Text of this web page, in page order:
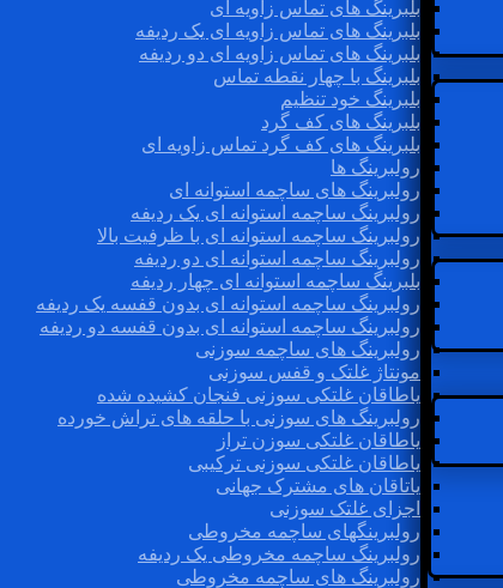
بلبرینگ های تماس زاویه ای
بلبرینگ های تماس زاویه ای یک ردیفه
بلبرینگ های تماس زاویه ای دو ردیفه
بلبرینگ با چهار نقطه تماس
بلبرینگ خود تنظیم
بلبرینگ های کف گرد
بلبرینگ های کف گرد تماس زاویه ای
رولبرینگ ها
رولبرینگ های ساچمه استوانه ای
رولبرینگ ساچمه استوانه ای یک ردیفه
رولبرینگ ساچمه استوانه ای با ظرفیت بالا
رولبرینگ ساچمه استوانه ای دو ردیفه
بلبرینگ ساچمه استوانه ای چهار ردیفه
رولبرینگ ساچمه استوانه ای بدون قفسه یک ردیفه
رولبرینگ ساچمه استوانه ای بدون قفسه دو ردیفه
رولبرینگ های ساچمه سوزنی
مونتاژ غلتک و قفس سوزنی
یاطاقان غلتکی سوزنی فنجان کشیده شده
رولبرینگ های سوزنی با حلقه های تراش خورده
یاطاقان غلتکی سوزن تراز
یاطاقان غلتکی سوزنی ترکیبی
یاتاقان های مشترک جهانی
اجزای غلتک سوزنی
رولبرینگهای ساچمه مخروطی
رولبرینگ ساچمه مخروطی یک ردیفه
رولبرینگ های ساچمه مخروطی